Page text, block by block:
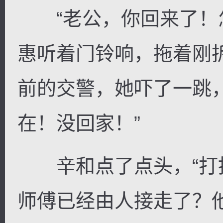
“老公，你回来了！
惠听着门铃响，拖着刚
前的交警，她吓了一跳
在！没回家！”
辛和点了点头，“打
师傅已经由人接走了？